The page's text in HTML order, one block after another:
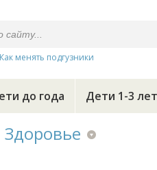
Как менять подгузники
до года Дети 1-3 лет
Здоровье